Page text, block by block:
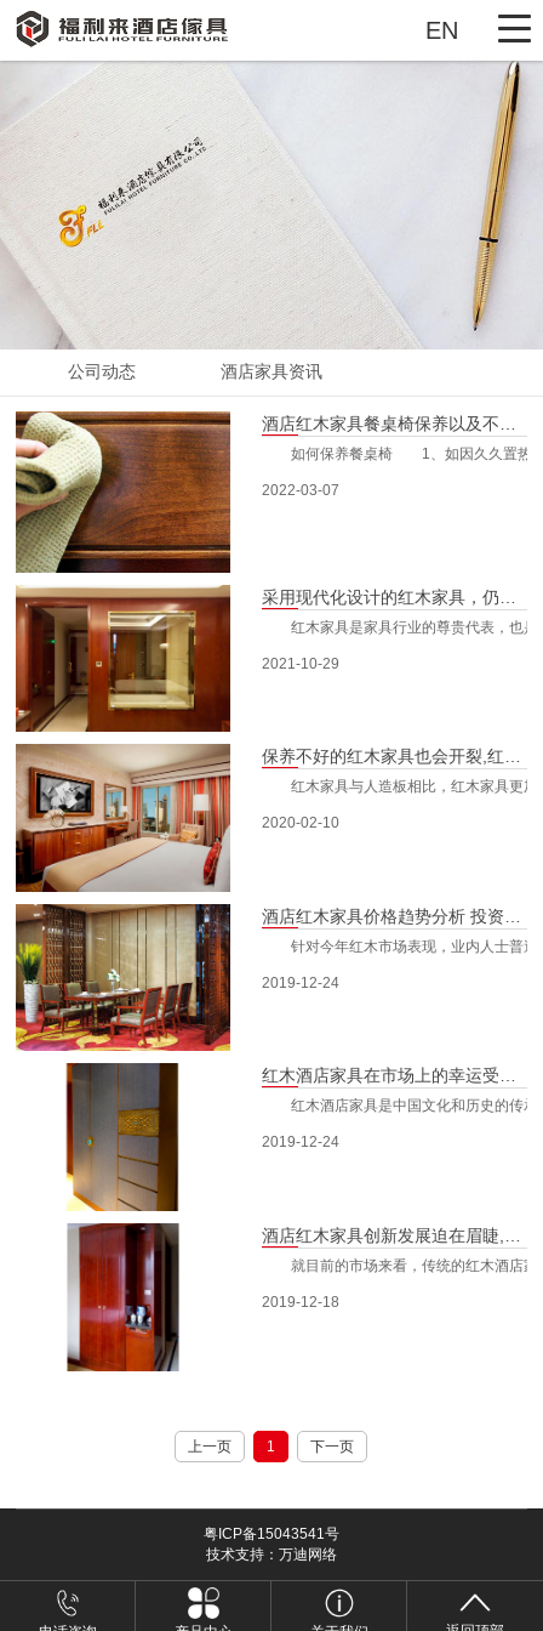
酒店活动家具
酒店固装家具
豪宅精装房家具
展示厅VR
工厂实景
工程案例
新闻动态
EN
公司动态 酒店家具资讯
如何保养餐桌椅 1、如因久久置热器在
2022-03-07
红木家具是家具行业的尊贵代表，也是
2021-10-29
保养不好的红木家具也会开裂,红木家具开裂预防及保养密诀!
红木家具与人造板相比，红木家具更加
2020-02-10
针对今年红木市场表现，业内人士普遍认
2019-12-24
红木酒店家具在市场上的幸运受宠儿
红木酒店家具是中国文化和历史的传承。
2019-12-24
就目前的市场来看，传统的红木酒店家具
2019-12-18
上一页 1 下一页
粤ICP备15043541号
技术支持：万迪网络